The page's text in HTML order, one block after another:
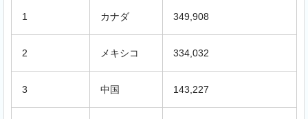
1 カナダ 349,908
2 メキシコ 334,032
3 中国 143,227